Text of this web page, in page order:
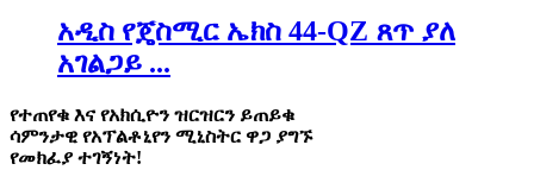
አዲስ የጄስሚር ኤክስ 44-QZ ጸጥ ያለ
አገልጋይ ...
የተጠየቁ እና የአክሲዮን ዝርዝርን ይጠይቁ
ሳምንታዊ የአፕልቶኒየን ሚኒስትር ዋጋ ያግኙ
የመክፈያ ተገኝነት!